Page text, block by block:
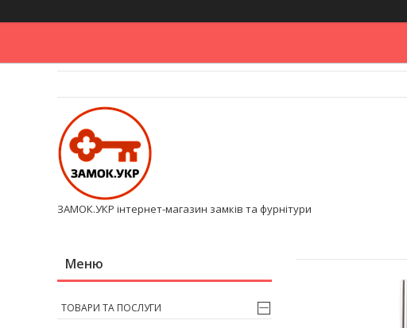
ЗАМОК.УКР інтернет-магазин замків та фурнітури
ТОВАРИ ТА ПОСЛУГИ